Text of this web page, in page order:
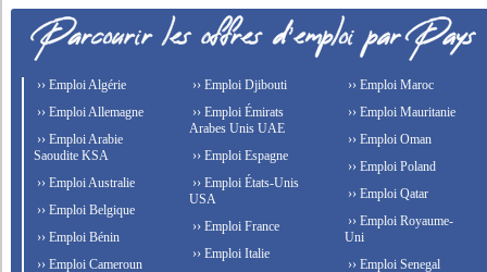
›› Emploi Algérie
›› Emploi Allemagne
›› Emploi Arabie
Saoudite KSA
›› Emploi Australie
›› Emploi Belgique
›› Emploi Bénin
›› Emploi Cameroun
›› Emploi Djibouti
›› Emploi Émirats
Arabes Unis UAE
›› Emploi Espagne
›› Emploi États-Unis
USA
›› Emploi France
›› Emploi Italie
›› Emploi Maroc
›› Emploi Mauritanie
›› Emploi Oman
›› Emploi Poland
›› Emploi Qatar
›› Emploi Royaume-
Uni
›› Emploi Senegal